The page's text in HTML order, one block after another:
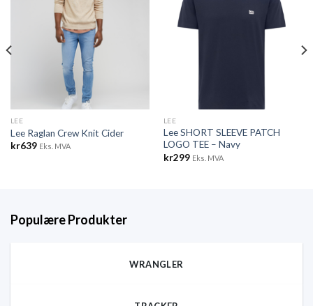
LEE
Lee Raglan Crew Knit Cider
kr639 Eks. MVA
LEE
Lee SHORT SLEEVE PATCH
LOGO TEE – Navy
kr299 Eks. MVA
Populære Produkter
WRANGLER